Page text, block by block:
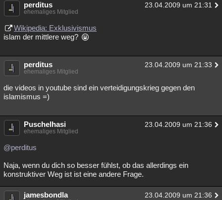
perditus 23.04.2009 um 21:31
ehemaliges Mitglied
Wikipedia: Exklusivismus
islam der mittlere weg?
perditus 23.04.2009 um 21:33
ehemaliges Mitglied
die videos in youtube sind ein verteidigungskrieg gegen den
islamismus =)
Puschelhasi 23.04.2009 um 21:36
ehemaliges Mitglied
@perditus
Naja, wenn du dich so besser fühlst, ob das allerdings ein
konstruktiver Weg ist ist eine andere Frage.
jamesbondla 23.04.2009 um 21:36